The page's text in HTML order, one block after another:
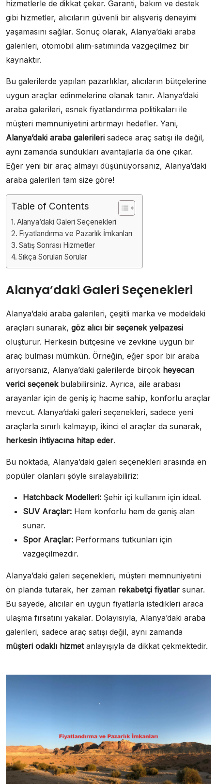
hizmetlerle de dikkat çeker. Garanti, bakım ve destek
gibi hizmetler, alıcıların güvenli bir alışveriş deneyimi
yaşamasını sağlar. Sonuç olarak, Alanya’daki araba
galerileri, otomobil alım-satımında vazgeçilmez bir
kaynaktır.
Bu galerilerde yapılan pazarlıklar, alıcıların bütçelerine
uygun araçlar edinmelerine olanak tanır. Alanya’daki
araba galerileri, esnek fiyatlandırma politikaları ile
müşteri memnuniyetini artırmayı hedefler. Yani,
Alanya’daki araba galerileri sadece araç satışı ile değil,
aynı zamanda sundukları avantajlarla da öne çıkar.
Eğer yeni bir araç almayı düşünüyorsanız, Alanya’daki
araba galerileri tam size göre!
Table of Contents
Alanya’daki Galeri Seçenekleri
Fiyatlandırma ve Pazarlık İmkanları
Satış Sonrası Hizmetler
Sıkça Sorulan Sorular
Alanya’daki Galeri Seçenekleri
Alanya’daki araba galerileri, çeşitli marka ve modeldeki
araçları sunarak, göz alıcı bir seçenek yelpazesi
oluşturur. Herkesin bütçesine ve zevkine uygun bir
araç bulması mümkün. Örneğin, eğer spor bir araba
arıyorsanız, Alanya’daki galerilerde birçok heyecan
verici seçenekbulabilirsiniz. Ayrıca, aile arabası
arayanlar için de geniş iç hacme sahip, konforlu araçlar
mevcut. Alanya’daki galeri seçenekleri, sadece yeni
araçlarla sınırlı kalmayıp, ikinci el araçlar da sunarak,
herkesin ihtiyacına hitap eder.
Bu noktada, Alanya’daki galeri seçenekleri arasında en
popüler olanları şöyle sıralayabiliriz:
Hatchback Modelleri: Şehir içi kullanım için ideal.
SUV Araçlar: Hem konforlu hem de geniş alan
sunar.
Spor Araçlar: Performans tutkunları için
vazgeçilmezdir.
Alanya’daki galeri seçenekleri, müşteri memnuniyetini
ön planda tutarak, her zaman rekabetçi fiyatlar sunar.
Bu sayede, alıcılar en uygun fiyatlarla istedikleri araca
ulaşma fırsatını yakalar. Dolayısıyla, Alanya’daki araba
galerileri, sadece araç satışı değil, aynı zamanda
müşteri odaklı hizmetanlayışıyla da dikkat çekmektedir.